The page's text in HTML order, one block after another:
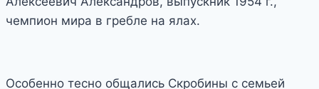
чемпион мира в гребле на ялах.
Особенно тесно общались Скробины с семьей